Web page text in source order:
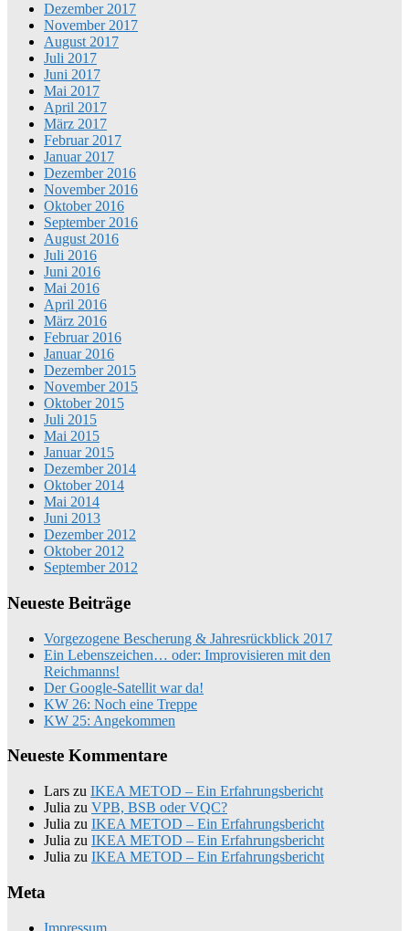
Dezember 2017
November 2017
August 2017
Juli 2017
Juni 2017
Mai 2017
April 2017
März 2017
Februar 2017
Januar 2017
Dezember 2016
November 2016
Oktober 2016
September 2016
August 2016
Juli 2016
Juni 2016
Mai 2016
April 2016
März 2016
Februar 2016
Januar 2016
Dezember 2015
November 2015
Oktober 2015
Juli 2015
Mai 2015
Januar 2015
Dezember 2014
Oktober 2014
Mai 2014
Juni 2013
Dezember 2012
Oktober 2012
September 2012
Neueste Beiträge
Vorgezogene Bescherung & Jahresrückblick 2017
Ein Lebenszeichen… oder: Improvisieren mit den
Reichmanns!
Der Google-Satellit war da!
KW 26: Noch eine Treppe
KW 25: Angekommen
Neueste Kommentare
Lars zu IKEA METOD – Ein Erfahrungsbericht
Julia zu VPB, BSB oder VQC?
Julia zu IKEA METOD – Ein Erfahrungsbericht
Julia zu IKEA METOD – Ein Erfahrungsbericht
Julia zu IKEA METOD – Ein Erfahrungsbericht
Meta
Impressum